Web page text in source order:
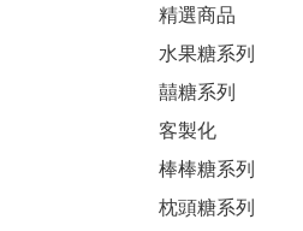
精選商品
水果糖系列
囍糖系列
客製化
棒棒糖系列
枕頭糖系列